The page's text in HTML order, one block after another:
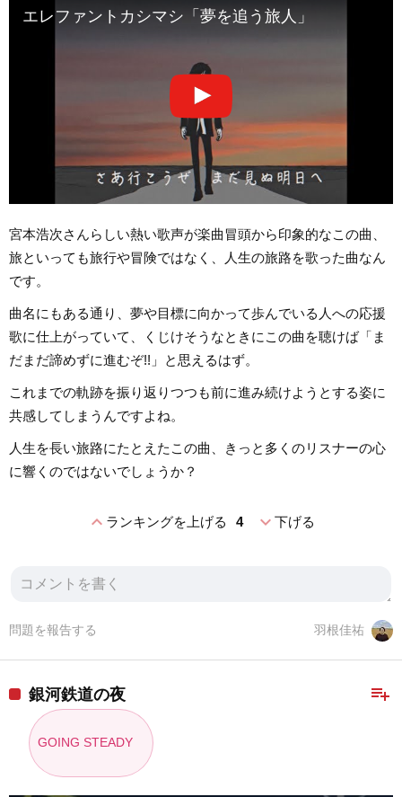
エレファントカシマシ「夢を追う旅人」
宮本浩次さんらしい熱い歌声が楽曲冒頭から印象的なこの曲、
旅といっても旅行や冒険ではなく、人生の旅路を歌った曲なん
です。
曲名にもある通り、夢や目標に向かって歩んでいる人への応援
歌に仕上がっていて、くじけそうなときにこの曲を聴けば「ま
だまだ諦めずに進むぞ!!」と思えるはず。
これまでの軌跡を振り返りつつも前に進み続けようとする姿に
共感してしまうんですよね。
人生を長い旅路にたとえたこの曲、きっと多くのリスナーの心
に響くのではないでしょうか？
expand_lessランキングを上げる 4 expand_more下げる
羽根佳祐
問題を報告する
playlist_add
銀河鉄道の夜
GOING STEADY